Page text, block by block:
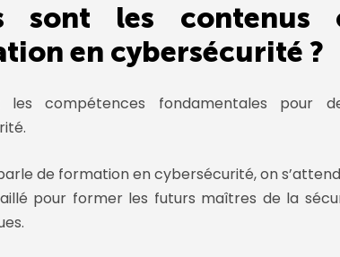
sont les contenus
en cybersécurité ?
les compétences fondamentales pour
de formation en cybersécurité, on
pour former les futurs maîtres de la
.